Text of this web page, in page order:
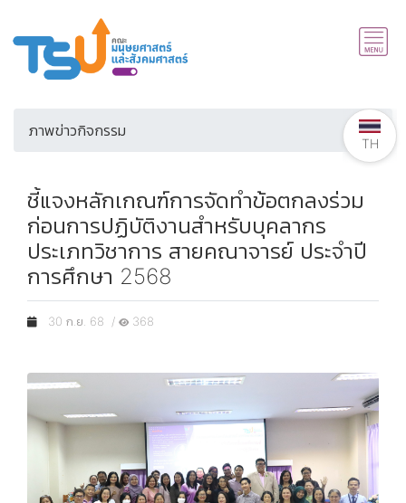
ภาพข่าวกิจกรรม
ชี้แจงหลักเกณฑ์การจัดทำข้อตกลงร่วม
ก่อนการปฏิบัติงานสำหรับบุคลากร
ประเภทวิชาการ สายคณาจารย์ ประจำปี
การศึกษา 2568
30 ก.ย. 68 / 368
TH